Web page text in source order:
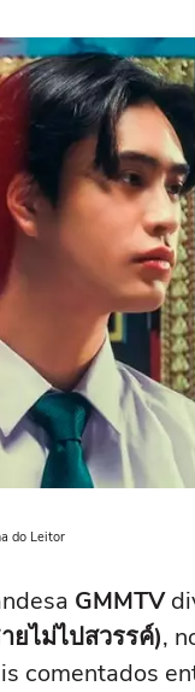
do Leitor
GMMTV
ยไม่ไปสวรรค์),
comentados